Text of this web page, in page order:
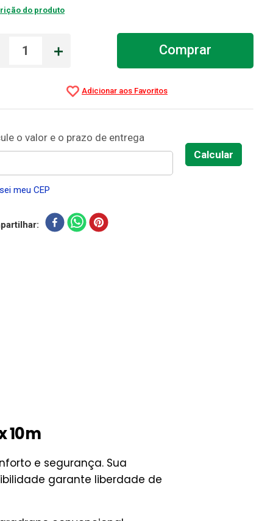
do produto
＋ Comprar
meu CEP
10m
e segurança. Sua
garante liberdade de